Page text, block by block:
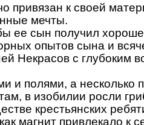
привязан к своей
мечты.
ее сын получил
опытов сына и
Некрасов с глубоким
и полями, а несколько
в изобилии росли
крестьянских
магнит привлекало к